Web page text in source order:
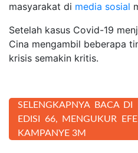
masyarakat di media sosial
Setelah kasus Covid-19
Cina mengambil beberapa
krisis semakin kritis.
SELENGKAPNYA BACA DI
EDISI 66, MENGUKUR
KAMPANYE 3M